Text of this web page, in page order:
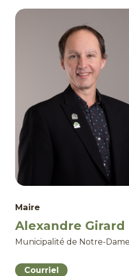
Maire
Alexandre Girard
Municipalité de Notre-
Courriel